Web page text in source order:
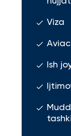
Viza
Ish